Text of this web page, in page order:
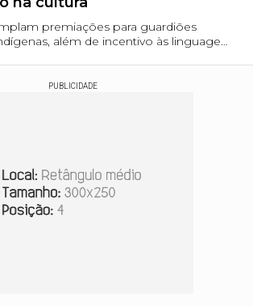
premiações para guardiões
além de incentivo às linguagens
PUBLICIDADE